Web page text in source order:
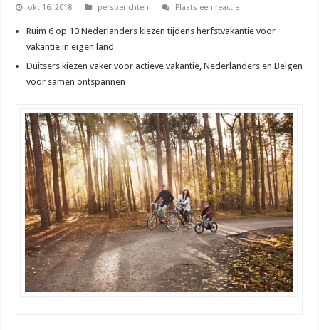
okt 16, 2018 persberichten Plaats een reactie
Ruim 6 op 10 Nederlanders kiezen tijdens herfstvakantie voor
vakantie in eigen land
Duitsers kiezen vaker voor actieve vakantie, Nederlanders en Belgen
voor samen ontspannen